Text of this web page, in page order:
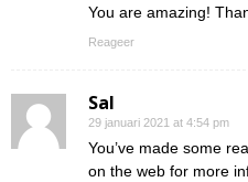
You are amazing!
Reageer
Sal
29 januari 2021 at 4:54 pm
You’ve made some
on the web for more